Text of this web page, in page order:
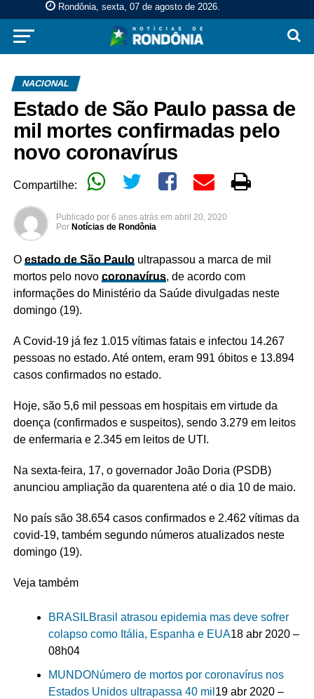
Rondônia, sexta, 07 de agosto de 2026.
NACIONAL
Estado de São Paulo passa de
mil mortes confirmadas pelo
novo coronavírus
Compartilhe:
Publicado por 6 anos atrás em abril 20, 2020
Por Notícias de Rondônia
O estado de São Pauloultrapassou a marca de mil
mortos pelo novo coronavírus, de acordo com
informações do Ministério da Saúde divulgadas neste
domingo (19).
A Covid-19 já fez 1.015 vítimas fatais e infectou 14.267
pessoas no estado. Até ontem, eram 991 óbitos e 13.894
casos confirmados no estado.
Hoje, são 5,6 mil pessoas em hospitais em virtude da
doença (confirmados e suspeitos), sendo 3.279 em leitos
de enfermaria e 2.345 em leitos de UTI.
Na sexta-feira, 17, o governador João Doria (PSDB)
anunciou ampliação da quarentena até o dia 10 de maio.
No país são 38.654 casos confirmados e 2.462 vítimas da
covid-19, também segundo números atualizados neste
domingo (19).
Veja também
BRASILBrasil atrasou epidemia mas deve sofrer
colapso como Itália, Espanha e EUA18 abr 2020 –
08h04
MUNDONúmero de mortos por coronavírus nos
Estados Unidos ultrapassa 40 mil 19 abr 2020 –